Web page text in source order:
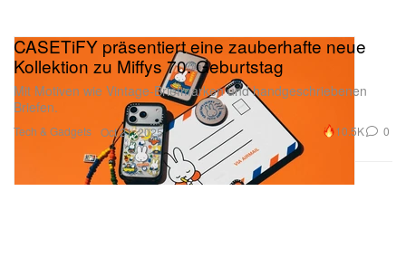
Tech & Gadgets
CASETiFY präsentiert eine zauberhafte neue
Kollektion zu Miffys 70. Geburtstag
Mit Motiven wie Vintage-Briefmarken und handgeschriebenen
Briefen.
Oct 21, 2025 10.5K 0